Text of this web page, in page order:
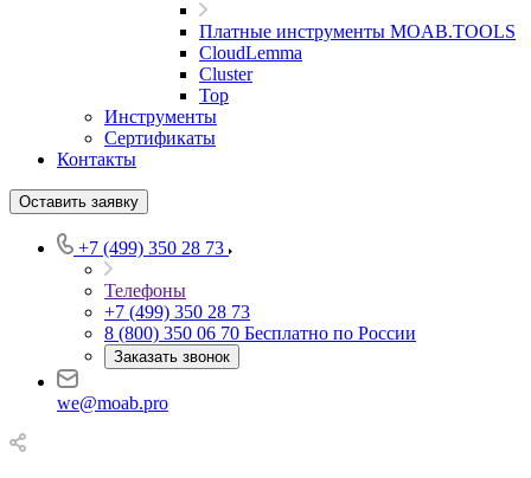
Платные инструменты MOAB.TOOLS
CloudLemma
Cluster
Top
Инструменты
Сертификаты
Контакты
Оставить заявку
+7 (499) 350 28 73
Телефоны
+7 (499) 350 28 73
8 (800) 350 06 70 Бесплатно по России
Заказать звонок
we@moab.pro